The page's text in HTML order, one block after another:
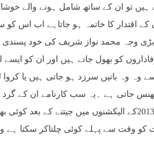
ہیں تو ان کے ساتھ شامل ہونے والے
کے اقتدار کا خاتمہ ہو جاتاہے اب اس
وجہ محمد نواز شریف کی خود پسندی
کو بھول جاتے ہیں اور ان کو ایسے
وہ وہ باتیں سرزد ہو جاتی ہیں یا
جاتی ہے ۔یہ سب کارنامے ان کے
ہیں آپ دیکھ لیں 2013کے الیکشنوں میں جیتنے
وقت سے پہلے کوئی چلتاکر سکتا ہے وہ